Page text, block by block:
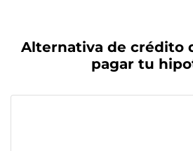
Alternativa de crédito
pagar tu